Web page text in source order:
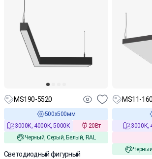
MS190-5520
500х500мм
3000К, 4000К, 5000К
20Вт
Черный, Серый, Белый, RAL
Светодиодный фигурный
MS11-
3000К,